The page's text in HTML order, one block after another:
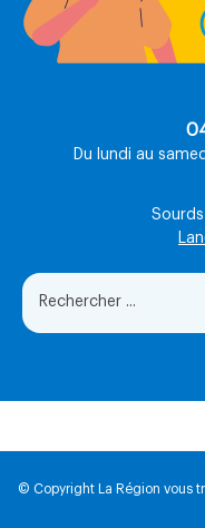
Du lundi au
© Copyright La Région vous